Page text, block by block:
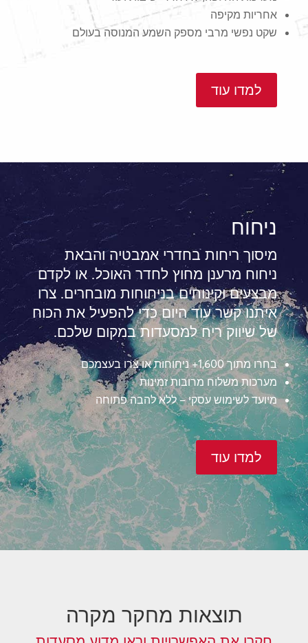
אחריות מקיפה
שקט נפשי מרבי מספק השמע המנוסה בעולם
למדו עוד
ניחוח
מיסוך ריחות בחדרי אמבטיה והבאת
ניחוח מרענן מחוץ לחדר האוכל. או לקדם
מבצעים וקינוחים בניחוחות מובחרים. צרו
איתנו קשר עוד היום כדי להפעיל את הכוח
של שיווק ריח למסעדות במקום שלכם.
בחרו מתוך 1,600+ ניחוחות או צרו בעצמכם
מערכות משלוח מרובות זמינות
מיועד לשימוש עסקי – ללא להבה פתוחה
למדו עוד
תוצאות מחקר מקרה